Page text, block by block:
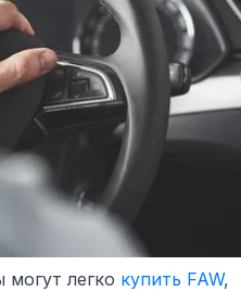
легко купить FAW,